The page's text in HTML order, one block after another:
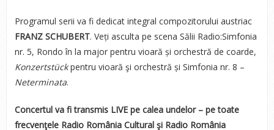
Programul serii va fi dedicat integral compozitorului austriac
FRANZ SCHUBERT. Veți asculta pe scena Sălii Radio:Simfonia
nr. 5, Rondo în la major pentru vioară și orchestră de coarde,
Konzertstückpentru vioară şi orchestră și Simfonia nr. 8 –
Neterminata.
Concertul va fi transmis LIVE pe calea undelor – pe toate
frecvenţele Radio România Cultural şi Radio România